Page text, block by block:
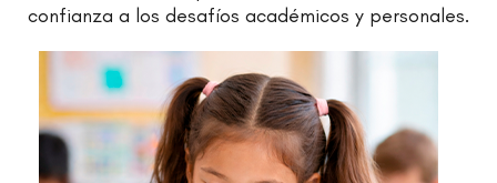
confianza a los desafíos académicos y personales.